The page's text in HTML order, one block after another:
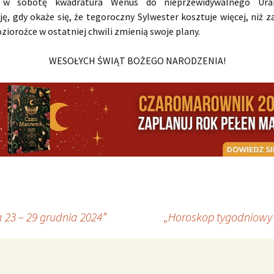
gdy okaże się, że tegoroczny Sylwester kosztuje więcej, niż
w ostatniej chwili zmienią swoje plany.
WESOŁYCH ŚWIĄT BOŻEGO NARODZENIA!
– 29 grudnia 2024” „Horoskop